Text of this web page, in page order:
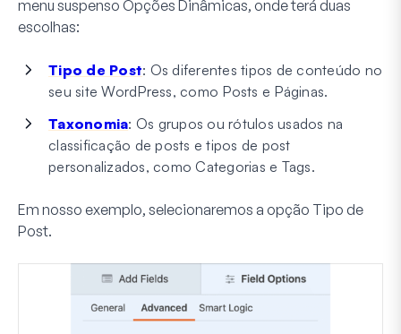
menu suspenso Opções Dinâmicas, onde terá duas
escolhas:
Tipo de Post: Os diferentes tipos de conteúdo no
seu site WordPress, como Posts e Páginas.
Taxonomia: Os grupos ou rótulos usados na
classificação de posts e tipos de post
personalizados, como Categorias e Tags.
Em nosso exemplo, selecionaremos a opção Tipo de
Post.